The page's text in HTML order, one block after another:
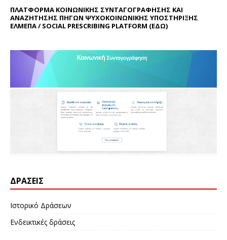
ΠΛΑΤΦΟΡΜΑ ΚΟΙΝΩΝΙΚΗΣ ΣΥΝΤΑΓΟΓΡΑΦΗΣΗΣ ΚΑΙ
ΑΝΑΖΗΤΗΣΗΣ ΠΗΓΩΝ ΨΥΧΟΚΟΙΝΩΝΙΚΗΣ ΥΠΟΣΤΗΡΙΞΗΣ
ΕΛΜΕΠΑ / SOCIAL PRESCRIBING PLATFORM (ΕΔΩ)
ΔΡΆΣΕΙΣ
Ιστορικό Δράσεων
Ενδεικτικές δράσεις